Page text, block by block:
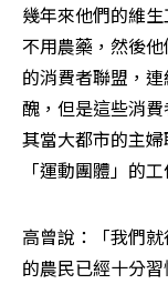
幾年來他們的維
不用農藥，然後
的消費者聯盟，
醜，但是這些消
其當大都市的主
「運動團體」的
高曾說：「我們
的農民已經十分